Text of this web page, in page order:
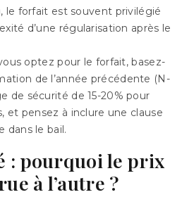
le forfait est souvent privilégié
d’une régularisation après le
optez pour le forfait, basez-
de l’année précédente (N-
de sécurité de 15-20% pour
et pensez à inclure une clause
dans le bail.
: pourquoi le prix
à l’autre ?